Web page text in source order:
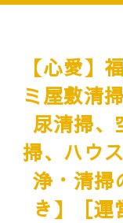
【心愛】
ミ屋敷清
尿清掃、
掃、ハウ
浄・清掃
き】［運